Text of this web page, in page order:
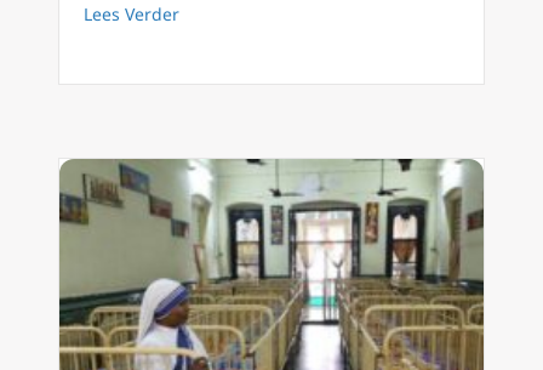
Lees Verderabout TEAM EWTN Lage Landen: ‘Doing